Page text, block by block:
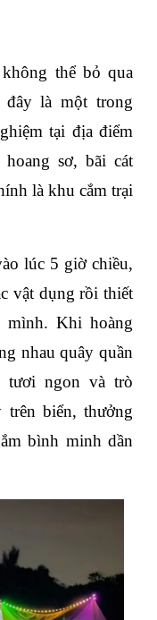
thể bỏ qua
đây là một trong
tại địa điểm
sơ, bãi cát
là khu cắm trại
lúc 5 giờ chiều,
vật dụng rồi thiết
Khi hoàng
nhau quây quần
tươi ngon và trò
trên biển, thưởng
bình minh dần